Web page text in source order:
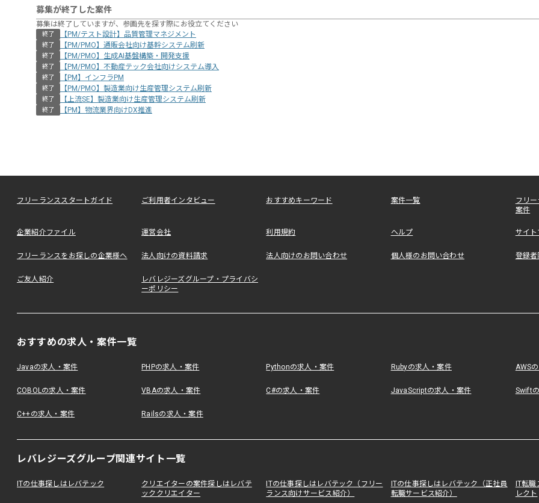
募集が終了した案件
募集は終了していますが、参画先を探す際にお役立てください
終了 【PM/テスト設計】品質管理マネジメント
終了 【PM/PMO】通販会社向け基幹システム刷新
終了 【PM/PMO】生成AI基盤構築・開発支援
終了 【PM/PMO】不動産テック会社向けシステム導入
終了 【PM】インフラPM
終了 【PM/PMO】製造業向け生産管理システム刷新
終了 【上流SE】製造業向け生産管理システム刷新
終了 【PM】物流業界向けDX推進
フリーランススタートガイド ご利用者インタビュー おすすめキーワード 案件一覧
フリ
案件
企業紹介ファイル 運営会社 利用規約 ヘルプ サイ
フリーランスをお探しの企業様へ 法人向けの資料請求 法人向けのお問い合わせ 個人様のお問い合わせ 登録
ご友人紹介
レバレジーズグループ・プライバシ
ーポリシー
おすすめの求人・案件一覧
Javaの求人・案件 PHPの求人・案件 Pythonの求人・案件 Rubyの求人・案件 AWS
COBOLの求人・案件 VBAの求人・案件 C#の求人・案件 JavaScriptの求人・案件 Swift
C++の求人・案件 Railsの求人・案件
レバレジーズグループ関連サイト一覧
ITの仕事探しはレバテック
クリエイターの案件探しはレバテ
ッククリエイター
ITの仕事探しはレバテック（フリー
ランス向けサービス紹介）
ITの仕事探しはレバテック（正社員
転職サービス紹介）
IT転
レクト